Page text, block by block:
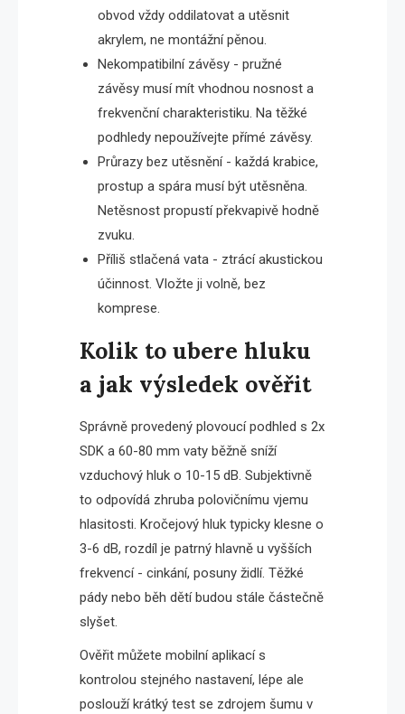
obvod vždy oddilatovat a utěsnit
akrylem, ne montážní pěnou.
Nekompatibilní závěsy - pružné
závěsy musí mít vhodnou nosnost a
frekvenční charakteristiku. Na těžké
podhledy nepoužívejte přímé závěsy.
Průrazy bez utěsnění - každá krabice,
prostup a spára musí být utěsněna.
Netěsnost propustí překvapivě hodně
zvuku.
Příliš stlačená vata - ztrácí akustickou
účinnost. Vložte ji volně, bez
komprese.
Kolik to ubere hluku
a jak výsledek ověřit
Správně provedený plovoucí podhled s 2x
SDK a 60-80 mm vaty běžně sníží
vzduchový hluk o 10-15 dB. Subjektivně
to odpovídá zhruba polovičnímu vjemu
hlasitosti. Kročejový hluk typicky klesne o
3-6 dB, rozdíl je patrný hlavně u vyšších
frekvencí - cinkání, posuny židlí. Těžké
pády nebo běh dětí budou stále částečně
slyšet.
Ověřit můžete mobilní aplikací s
kontrolou stejného nastavení, lépe ale
poslouží krátký test se zdrojem šumu v